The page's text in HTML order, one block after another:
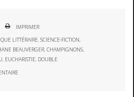
IMPRIMER
LITTÉRAIRE,SCIENCE-FICTION,
BEAUVERGER,CHAMPIGNONS,
, EUCHARISTIE, DOUBLE